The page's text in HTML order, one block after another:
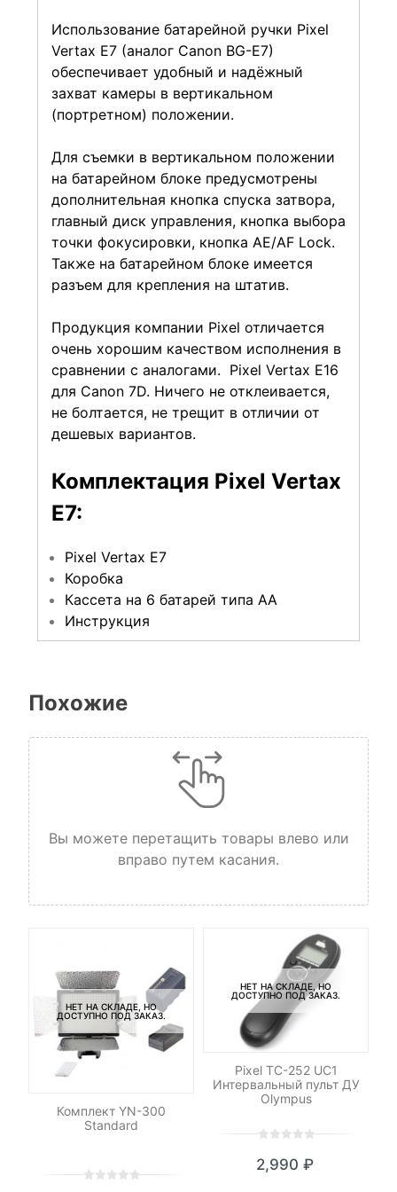
Использование батарейной ручки Pixel
Vertax E7 (аналог Canon BG-E7)
обеспечивает удобный и надёжный
захват камеры в вертикальном
(портретном) положении.
Для съемки в вертикальном положении
на батарейном блоке предусмотрены
дополнительная кнопка спуска затвора,
главный диск управления, кнопка выбора
точки фокусировки, кнопка AE/AF Lock.
Также на батарейном блоке имеется
разъем для крепления на штатив.
Продукция компании Pixel отличается
очень хорошим качеством исполнения в
сравнении с аналогами. Pixel Vertax E16
для Canon 7D. Ничего не отклеивается,
не болтается, не трещит в отличии от
дешевых вариантов.
Комплектация Pixel Vertax
E7:
Pixel Vertax E7
Коробка
Кассета на 6 батарей типа АА
Инструкция
Похожие
Вы можете перетащить товары влево или
вправо путем касания.
НЕТ НА СКЛАДЕ, НО
ДОСТУПНО ПОД ЗАКАЗ.
Комплект YN-300
Standard
НЕТ НА СКЛАДЕ, НО
ДОСТУПНО ПОД ЗАКАЗ.
Pixel TC-252 UC1
Интервальный пульт ДУ
Olympus
out
2,990 ₽